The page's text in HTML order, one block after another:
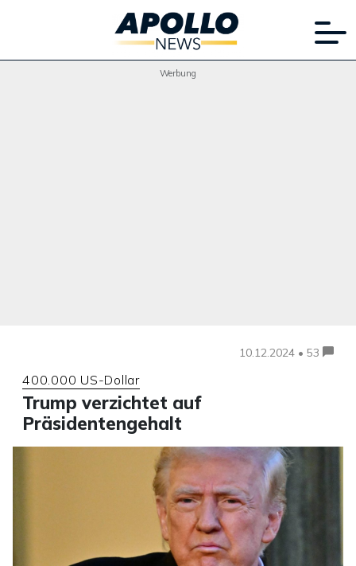
Werbung
10.12.2024 • 53
400.000 US-Dollar
Trump verzichtet auf
Präsidentengehalt